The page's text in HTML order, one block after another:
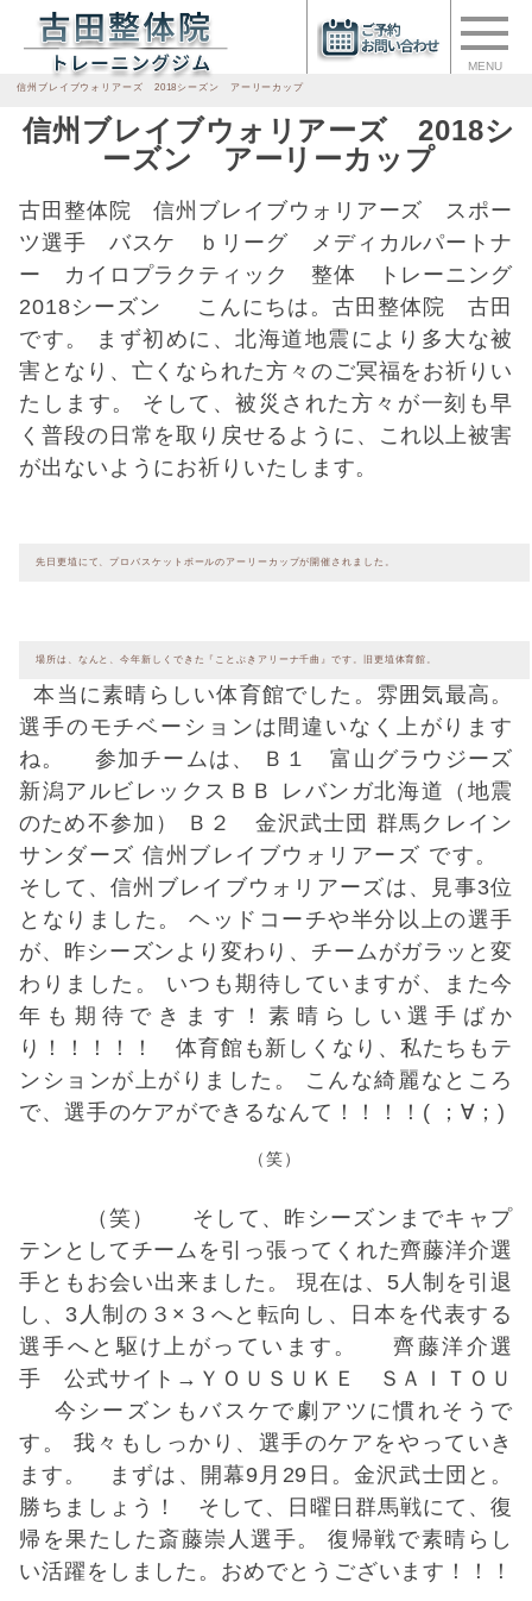
MENU
信州ブレイブウォリアーズ 2018シーズン アーリーカップ
信州ブレイブウォリアーズ 2018シ
ーズン アーリーカップ
古田整体院 信州ブレイブウォリアーズ スポー
ツ選手 バスケ ｂリーグ メディカルパートナ
ー カイロプラクティック 整体 トレーニング
2018シーズン こんにちは。古田整体院 古田
です。 まず初めに、北海道地震により多大な被
害となり、亡くなられた方々のご冥福をお祈りい
たします。 そして、被災された方々が一刻も早
く普段の日常を取り戻せるように、これ以上被害
が出ないようにお祈りいたします。
先日更埴にて、プロバスケットボールのアーリーカップが開催されました。
場所は、なんと、今年新しくできた『ことぶきアリーナ千曲』です。旧更埴体育館。
本当に素晴らしい体育館でした。雰囲気最高。
選手のモチベーションは間違いなく上がります
ね。
参加チームは、 Ｂ１ 富山グラウジーズ
新潟アルビレックスＢＢ レバンガ北海道（地震
のため不参加） Ｂ２ 金沢武士団 群馬クレイン
サンダーズ 信州ブレイブウォリアーズ です。
そして、信州ブレイブウォリアーズは、見事3位
となりました。 ヘッドコーチや半分以上の選手
が、昨シーズンより変わり、チームがガラッと変
わりました。 いつも期待していますが、また今
年も期待できます！素晴らしい選手ばか
り！！！！！ 体育館も新しくなり、私たちもテ
ンションが上がりました。 こんな綺麗なところ
で、選手のケアができるなんて！！！！( ；∀；)
（笑）
（笑） そして、昨シーズンまでキャプ
テンとしてチームを引っ張ってくれた齊藤洋介選
手ともお会い出来ました。 現在は、5人制を引退
し、3人制の３×３へと転向し、日本を代表する
選手へと駆け上がっています。
齊藤洋介選
手 公式サイト→ ＹＯＵＳＵＫＥ ＳＡＩＴＯＵ
今シーズンもバスケで劇アツに慣れそうで
す。 我々もしっかり、選手のケアをやっていき
ます。 まずは、開幕9月29日。金沢武士団と。
勝ちましょう！ そして、日曜日群馬戦にて、復
帰を果たした斎藤崇人選手。 復帰戦で素晴らし
い活躍をしました。おめでとうございます！！！